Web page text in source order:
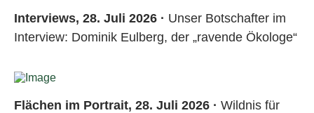
Interviews, 28. Juli 2026 · Unser Botschafter im
Interview: Dominik Eulberg, der „ravende Ökologe“
Flächen im Portrait, 28. Juli 2026 · Wildnis für